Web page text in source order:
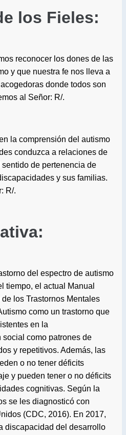
los Fieles:
reconocer los dones de las
y que nuestra fe nos lleva a
donde todos son
al Señor: R/.
la comprensión del autismo
conduzca a relaciones de
de pertenencia de
y sus familias.
R/.
del espectro de autismo
tiempo, el actual Manual
los Trastornos Mentales
como un trastorno que
en la
como patrones de
y repetitivos. Además, las
o no tener déficits
y pueden tener o no déficits
cognitivas. Según la
se les diagnosticó con
(CDC, 2016). En 2017,
discapacidad del desarrollo